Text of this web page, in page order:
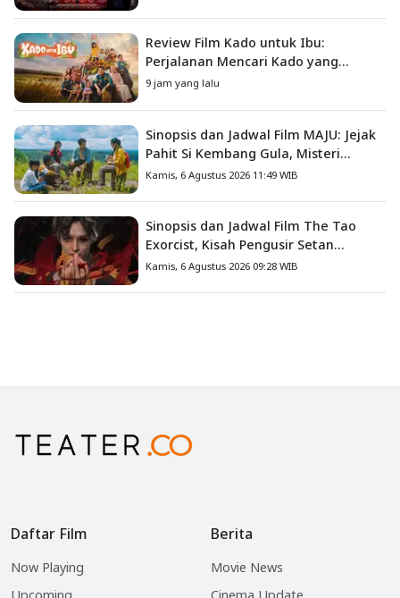
Review Film Kado untuk Ibu:
Perjalanan Mencari Kado yang
Mengajarkan Arti Keluarga
9 jam yang lalu
Sinopsis dan Jadwal Film MAJU: Jejak
Pahit Si Kembang Gula, Misteri
Hilangnya Bagas di Lokasi Jambore
Kamis, 6 Agustus 2026 11:49 WIB
Sinopsis dan Jadwal Film The Tao
Exorcist, Kisah Pengusir Setan
Melawan Kutukan Mematikan
Kamis, 6 Agustus 2026 09:28 WIB
Daftar Film
Now Playing
Upcoming
Berita
Movie News
Cinema Update